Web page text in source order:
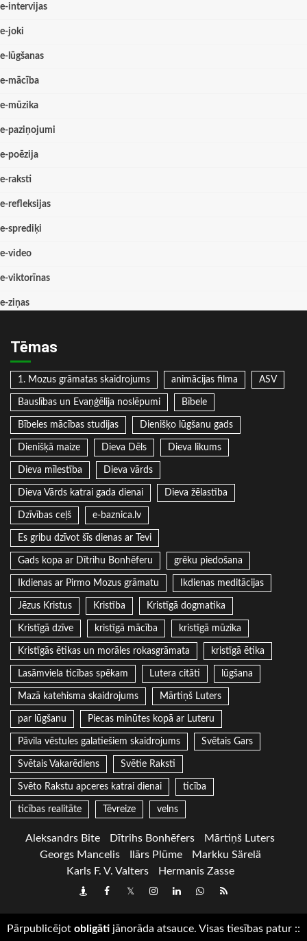
e-intervijas
e-joki
e-lūgšanas
e-mācība
e-mūzika
e-paziņojumi
e-poēzija
e-raksti
e-refleksijas
e-sprediķi
e-video
e-viktorīnas
e-ziņas
Tēmas
1. Mozus grāmatas skaidrojums animācijas filma ASV
Bauslības un Evaņģēlija noslēpumi Bībele
Bībeles mācības studijas Dienišķo lūgšanu gads
Dienišķā maize Dieva Dēls Dieva likums
Dieva mīlestība Dieva vārds
Dieva Vārds katrai gada dienai Dieva žēlastība
Dzīvības ceļš e-baznica.lv
Es gribu dzīvot šīs dienas ar Tevi
Gads kopa ar Dītrihu Bonhēferu grēku piedošana
Ikdienas ar Pirmo Mozus grāmatu Ikdienas meditācijas
Jēzus Kristus Kristība Kristīgā dogmatika
Kristīgā dzīve kristīgā mācība kristīgā mūzika
Kristīgās ētikas un morāles rokasgrāmata kristīgā ētika
Lasāmviela ticības spēkam Lutera citāti lūgšana
Mazā katehisma skaidrojums Mārtiņš Luters
par lūgšanu Piecas minūtes kopā ar Luteru
Pāvila vēstules galatiešiem skaidrojums Svētais Gars
Svētais Vakarēdiens Svētie Raksti
Svēto Rakstu apceres katrai dienai ticība
ticības realitāte Tēvreize velns
Aleksandrs Bite Dītrihs Bonhēfers
Mārtiņš Luters
Georgs Mancelis
Ilārs Plūme
Markku Särelä
Karls F. V. Valters
Hermanis Zasse
DraugiemFacebook
TwitterInstagram
LinkedInwhatsapp
RSS
Pārpublicējot obligāti jānorāda atsauce. Visas tiesības patur ::